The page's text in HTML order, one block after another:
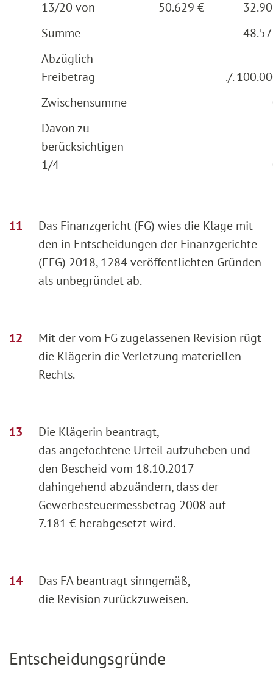
13/20 von 50.629 €
Summe
Abzüglich
Freibetrag
./.
Zwischensumme
Davon zu
berücksichtigen
1/4
Das Finanzgericht (FG) wies die Klage mit
den in Entscheidungen der Finanzgerichte
(EFG) 2018, 1284 veröffentlichten Gründen
als unbegründet ab.
Mit der vom FG zugelassenen Revision rügt
die Klägerin die Verletzung materiellen
Rechts.
Die Klägerin beantragt,
das angefochtene Urteil aufzuheben und
den Bescheid vom 18.10.2017
dahingehend abzuändern, dass der
Gewerbesteuermessbetrag 2008 auf
7.181 € herabgesetzt wird.
Das FA beantragt sinngemäß,
die Revision zurückzuweisen.
Entscheidungsgründe